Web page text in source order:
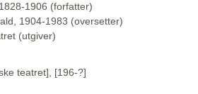
1906 (forfatter)
1904-1983 (oversetter)
(utgiver)
teatret], [196-?]